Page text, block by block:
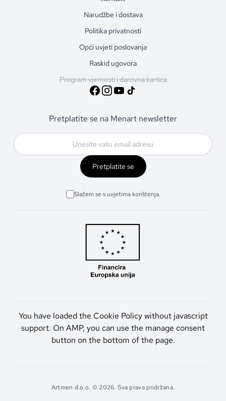
Narudžbe i dostava
Politika privatnosti
Opći uvjeti poslovanja
Raskid ugovora
Program vjernosti i darovna kartica
Pretplatite se na Menart newsletter
Pretplatite se
Slažem se s uvjetima korištenja.
You have loaded the Cookie Policy without javascript
support. On AMP, you can use the manage consent
button on the bottom of the page.
Artmen d.o.o. © 2026. Sva prava pridržana.